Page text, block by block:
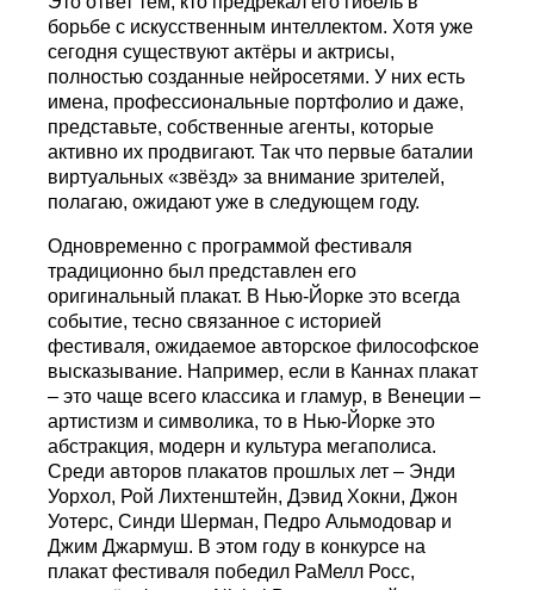
борьбе с искусственным интеллектом. Хотя уже
сегодня существуют актёры и актрисы,
полностью созданные нейросетями. У них есть
имена, профессиональные портфолио и даже,
представьте, собственные агенты, которые
активно их продвигают. Так что первые баталии
виртуальных «звёзд» за внимание зрителей,
полагаю, ожидают уже в следующем году.
Одновременно с программой фестиваля
традиционно был представлен его
оригинальный плакат. В Нью-Йорке это всегда
событие, тесно связанное с историей
фестиваля, ожидаемое авторское философское
высказывание. Например, если в Каннах плакат
– это чаще всего классика и гламур, в Венеции –
артистизм и символика, то в Нью-Йорке это
абстракция, модерн и культура мегаполиса.
Среди авторов плакатов прошлых лет – Энди
Уорхол, Рой Лихтенштейн, Дэвид Хокни, Джон
Уотерс, Синди Шерман, Педро Альмодовар и
Джим Джармуш. В этом году в конкурсе на
плакат фестиваля победил РаМелл Росс,